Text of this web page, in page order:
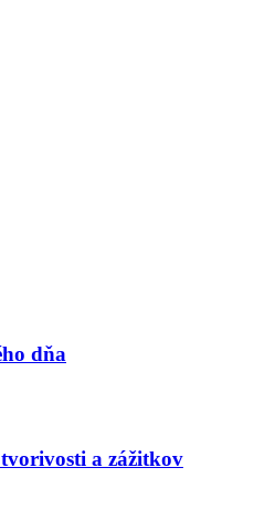
dňa
a zážitkov